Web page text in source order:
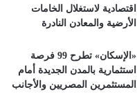
اقتصادية لاستغلال الخامات
الأرضية والمعادن النادرة
«الإسكان» تطرح 99 فرصة
استثمارية بالمدن الجديدة أمام
المستثمرين المصريين والأجانب